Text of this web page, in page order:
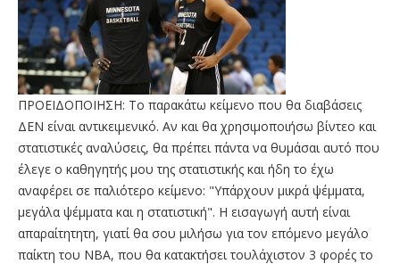
ΠΡΟΕΙΔΟΠΟΙΗΣΗ: Το παρακάτω κείμενο που θα διαβάσεις
ΔΕΝ είναι αντικειμενικό. Αν και θα χρησιμοποιήσω βίντεο και
στατιστικές αναλύσεις, θα πρέπει πάντα να θυμάσαι αυτό που
έλεγε ο καθηγητής μου της στατιστικής και ήδη το έχω
αναφέρει σε παλιότερο κείμενο: "Υπάρχουν μικρά ψέμματα,
μεγάλα ψέμματα και η στατιστική". Η εισαγωγή αυτή είναι
απαραίτητητη, γιατί θα σου μιλήσω για τον επόμενο μεγάλο
παίκτη του ΝΒΑ, που θα κατακτήσει τουλάχιστον 3 φορές το